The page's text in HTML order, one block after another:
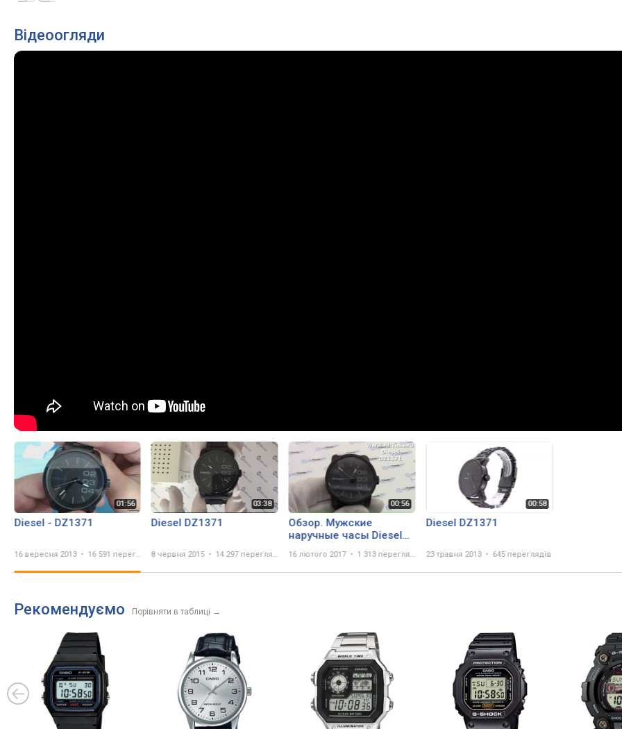
Відеоогляди
Diesel - DZ1371
16 вересня 2013 16 591 перегляд
Diesel DZ1371
8 червня 2015 14 297 переглядів
Обзор. Мужские
наручные часы Diesel
16 лютого 2017 1 313 переглядів
Diesel DZ1371
23 травня 2013 645 переглядів
Рекомендуємо Порівняти в таблиці →